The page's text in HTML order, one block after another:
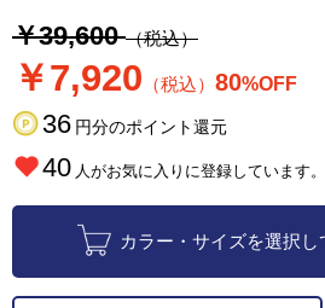
￥39,600（税込）
￥7,920 （税込） 80%OFF
36 円分のポイント還元
40 人がお気に入りに登録しています。
カラー・サイズを選択